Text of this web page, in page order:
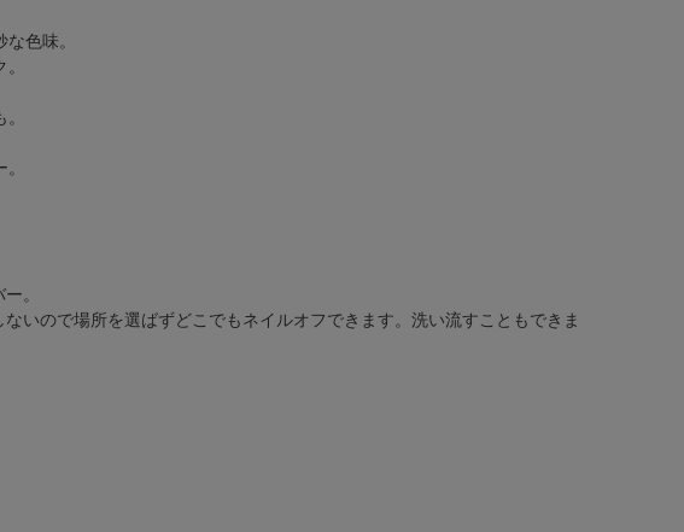
色味。
。
いので場所を選ばずどこでもネイルオフできます。洗い流すこともできま